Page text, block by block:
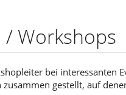
/ Workshops
bei interessanten
gestellt, auf